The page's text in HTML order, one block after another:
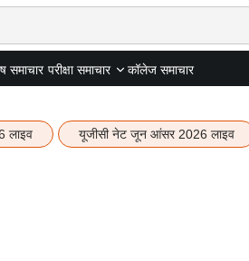
समाचार परीक्षा समाचार कॉलेज समाचार
लाइव यूजीसी नेट जून आंसर 2026 लाइव